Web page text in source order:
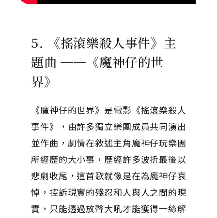
5. 《搖滾樂殺人事件》主
題曲 ──《魔神仔的世
界》
《魔神仔的世界》是電影《搖滾樂殺人
事件》，由許多獨立樂團成員共同演出
並作曲，劇情在敘述主角魔神仔玩樂團
所經歷的大小事，歷經許多波折最後以
悲劇收尾，這首歌就像是在為魔神仔哀
悼，控訴現實的殘忍和人與人之間的現
實，只能透過放聲大吼才能獲得一絲解